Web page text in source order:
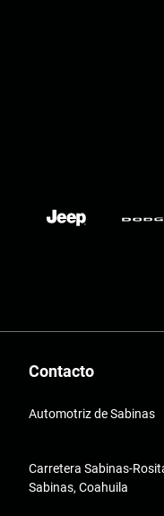
Contacto
Automotriz de Sabinas
Carretera Sabinas-
Sabinas, Coahuila